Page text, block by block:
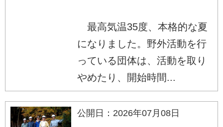
最高気温35度、本格的な夏
になりました。野外活動を行
っている団体は、活動を取り
やめたり、開始時間...
公開日：2026年07月08日